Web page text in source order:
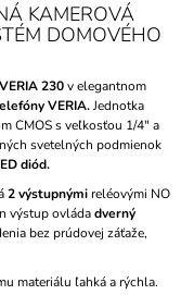
KAMEROVÁ
DOMOVÉHO
VERIA 230v elegantnom
VERIA.Jednotka
CMOS s veľkosťou 1/4" a
svetelných podmienok
diód.
2 výstupnýmireléovými NO
výstup ovládadverný
bez prúdovej záťaže,
materiálu ľahká a rýchla.